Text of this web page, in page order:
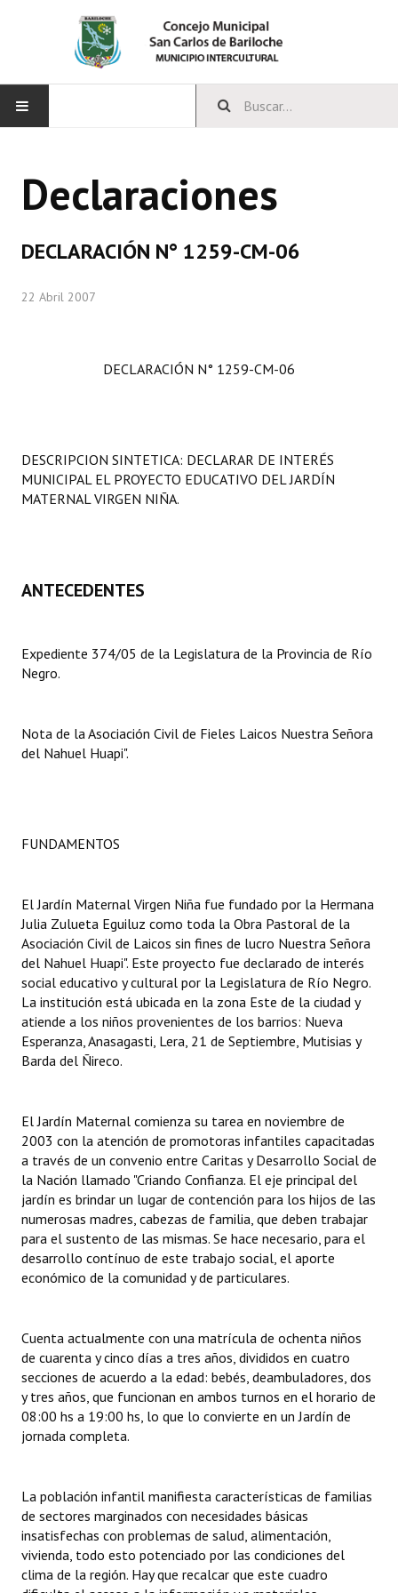
CONCEJO
LEGISLACIÓN
Constitución Nacional
Organigrama
Informes de Gestión
Informes de Unidad Coordinadora
Ejecución Presupuestaria
Actas de Audiencias Públicas
NORMATIVA
Comunicaciones
Resoluciones
Resoluciones de Presidencia
INSTITUCIONAL
Antiguos Pobladores
Noticias Destacadas
Datos Históricos
Premio al Mérito - Registro
Audiencias Públicas - Registro
Periodistas Decanos - Registro
Ciudadano Ilustre - Registro
Banca del Vecino - Registro
Declaraciones
DECLARACIÓN N° 1259-CM-06
22 Abril 2007
DECLARACIÓN N° 1259-CM-06
DESCRIPCION SINTETICA: DECLARAR DE INTERÉS
MUNICIPAL EL PROYECTO EDUCATIVO DEL JARDÍN
MATERNAL VIRGEN NIÑA.
ANTECEDENTES
Expediente 374/05 de la Legislatura de la Provincia de Río
Negro.
Nota de la Asociación Civil de Fieles Laicos Nuestra Señora
del Nahuel Huapi".
FUNDAMENTOS
El Jardín Maternal Virgen Niña fue fundado por la Hermana
Julia Zulueta Eguiluz como toda la Obra Pastoral de la
Asociación Civil de Laicos sin fines de lucro Nuestra Señora
del Nahuel Huapi". Este proyecto fue declarado de interés
social educativo y cultural por la Legislatura de Río Negro.
La institución está ubicada en la zona Este de la ciudad y
atiende a los niños provenientes de los barrios: Nueva
Esperanza, Anasagasti, Lera, 21 de Septiembre, Mutisias y
Barda del Ñireco.
El Jardín Maternal comienza su tarea en noviembre de
2003 con la atención de promotoras infantiles capacitadas
a través de un convenio entre Caritas y Desarrollo Social de
la Nación llamado "Criando Confianza. El eje principal del
jardín es brindar un lugar de contención para los hijos de las
numerosas madres, cabezas de familia, que deben trabajar
para el sustento de las mismas. Se hace necesario, para el
desarrollo contínuo de este trabajo social, el aporte
económico de la comunidad y de particulares.
Cuenta actualmente con una matrícula de ochenta niños
de cuarenta y cinco días a tres años, divididos en cuatro
secciones de acuerdo a la edad: bebés, deambuladores, dos
y tres años, que funcionan en ambos turnos en el horario de
08:00 hs a 19:00 hs, lo que lo convierte en un Jardín de
jornada completa.
La población infantil manifiesta características de familias
de sectores marginados con necesidades básicas
insatisfechas con problemas de salud, alimentación,
vivienda, todo esto potenciado por las condiciones del
clima de la región. Hay que recalcar que este cuadro